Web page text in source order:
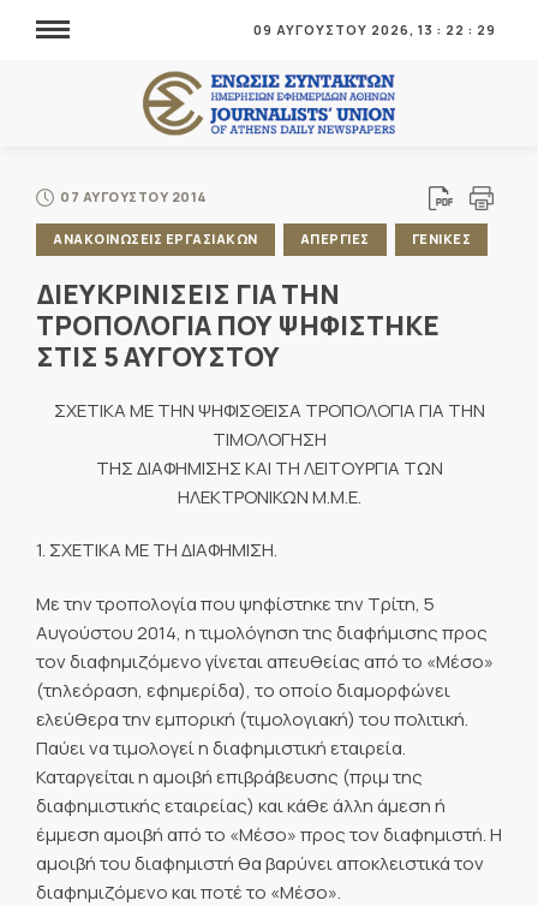
09 ΑΥΓΟΥΣΤΟΥ 2026, 13 : 22 : 29
07 ΑΥΓΟΥΣΤΟΥ 2014
ΑΝΑΚΟΙΝΩΣΕΙΣ ΕΡΓΑΣΙΑΚΩΝ ΑΠΕΡΓΙΕΣ ΓΕΝΙΚΕΣ
ΔΙΕΥΚΡΙΝΙΣΕΙΣ ΓΙΑ ΤΗΝ
ΤΡΟΠΟΛΟΓΙΑ ΠΟΥ ΨΗΦΙΣΤΗΚΕ
ΣΤΙΣ 5 ΑΥΓΟΥΣΤΟΥ
ΣΧΕΤΙΚΑ ΜΕ ΤΗΝ ΨΗΦΙΣΘΕΙΣΑ ΤΡΟΠΟΛΟΓΙΑ ΓΙΑ ΤΗΝ
ΤΙΜΟΛΟΓΗΣΗ
ΤΗΣ ΔΙΑΦΗΜΙΣΗΣ ΚΑΙ ΤΗ ΛΕΙΤΟΥΡΓΙΑ ΤΩΝ
ΗΛΕΚΤΡΟΝΙΚΩΝ Μ.Μ.Ε.
1. ΣΧΕΤΙΚΑ ΜΕ ΤΗ ΔΙΑΦΗΜΙΣΗ.
Με την τροπολογία που ψηφίστηκε την Τρίτη, 5
Αυγούστου 2014, η τιμολόγηση της διαφήμισης προς
τον διαφημιζόμενο γίνεται απευθείας από το «Μέσο»
(τηλεόραση, εφημερίδα), το οποίο διαμορφώνει
ελεύθερα την εμπορική (τιμολογιακή) του πολιτική.
Παύει να τιμολογεί η διαφημιστική εταιρεία.
Καταργείται η αμοιβή επιβράβευσης (πριμ της
διαφημιστικής εταιρείας) και κάθε άλλη άμεση ή
έμμεση αμοιβή από το «Μέσο» προς τον διαφημιστή. Η
αμοιβή του διαφημιστή θα βαρύνει αποκλειστικά τον
διαφημιζόμενο και ποτέ το «Μέσο».